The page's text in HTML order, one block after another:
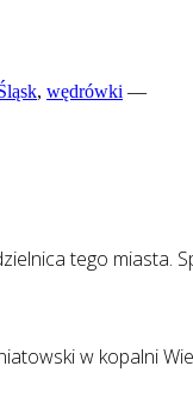
, wędrówki —
tego miasta.
w kopalni